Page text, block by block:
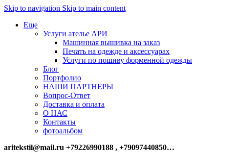
Skip to navigation Skip to main content
Еще
Услуги ателье АРИ
Машинная вышивка на заказ
Печать на одежде и аксессуарах
Услуги по пошиву форменной одежды
Блог
Портфолио
НАШИ ПАРТНЕРЫ
Вопрос-Ответ
Доставка и оплата
О НАС
Контакты
фотоальбом
aritekstil@mail.ru +79226990188 , +79097440850…